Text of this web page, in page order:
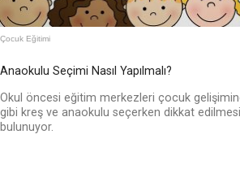
Çocuk Eğitimi
Anaokulu Seçimi Nasıl Yapılmalı?
Okul öncesi eğitim merkezleri çocuk
gibi kreş ve anaokulu seçerken dikkat
bulunuyor.